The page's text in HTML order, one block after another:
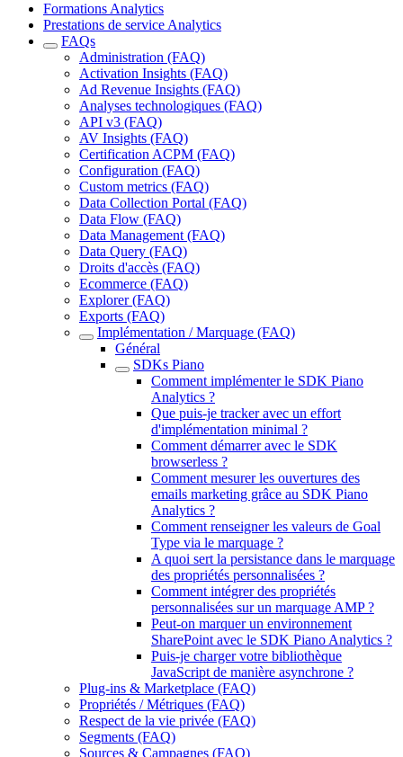
Formations Analytics
Prestations de service Analytics
FAQs
Administration (FAQ)
Activation Insights (FAQ)
Ad Revenue Insights (FAQ)
Analyses technologiques (FAQ)
API v3 (FAQ)
AV Insights (FAQ)
Certification ACPM (FAQ)
Configuration (FAQ)
Custom metrics (FAQ)
Data Collection Portal (FAQ)
Data Flow (FAQ)
Data Management (FAQ)
Data Query (FAQ)
Droits d'accès (FAQ)
Ecommerce (FAQ)
Explorer (FAQ)
Exports (FAQ)
Implémentation / Marquage (FAQ)
Général
SDKs Piano
Comment implémenter le SDK Piano
Analytics ?
Que puis-je tracker avec un effort
d'implémentation minimal ?
Comment démarrer avec le SDK
browserless ?
Comment mesurer les ouvertures des
emails marketing grâce au SDK Piano
Analytics ?
Comment renseigner les valeurs de Goal
Type via le marquage ?
A quoi sert la persistance dans le marquage
des propriétés personnalisées ?
Comment intégrer des propriétés
personnalisées sur un marquage AMP ?
Peut-on marquer un environnement
SharePoint avec le SDK Piano Analytics ?
Puis-je charger votre bibliothèque
JavaScript de manière asynchrone ?
Plug-ins & Marketplace (FAQ)
Propriétés / Métriques (FAQ)
Respect de la vie privée (FAQ)
Segments (FAQ)
Sources & Campagnes (FAQ)